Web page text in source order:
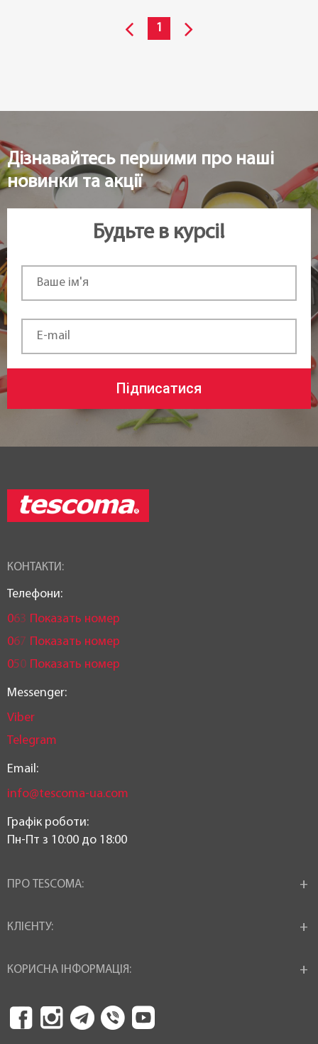
1
Дізнавайтесь першими про наші
новинки та акції
Будьте в курсі!
Підписатися
КОНТАКТИ:
Телефони:
063 Показать номер
067 Показать номер
050 Показать номер
Messenger:
Viber
Telegram
Email:
info@tescoma-ua.com
Графік роботи:
Пн-Пт з 10:00 до 18:00
ПРО TESCOMA:
КЛІЄНТУ:
КОРИСНА ІНФОРМАЦІЯ: